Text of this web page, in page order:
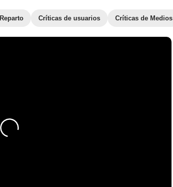
Reparto Críticas de usuarios Críticas de Medios